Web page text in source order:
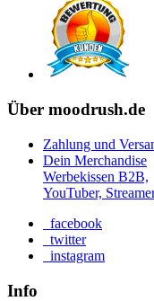
Über moodrush.de
Zahlung und
Dein Merchandise
Werbekissen B2B,
YouTuber,
facebook
twitter
instagram
Info